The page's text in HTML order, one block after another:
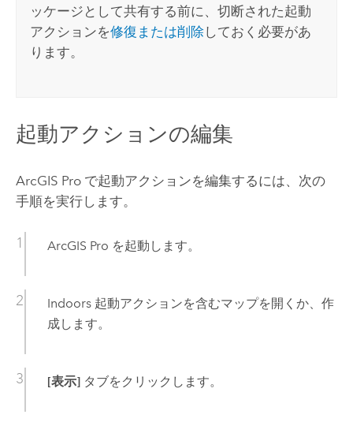
ッケージとして共有する前に、切断された起動
アクションを修復または削除 しておく必要があ
ります。
起動アクションの編集
ArcGIS Proで起動アクションを編集するには、次の
手順を実行します。
ArcGIS Pro を起動します。
Indoors起動アクションを含むマップを開くか、作
成します。
[表示]タブをクリックします。